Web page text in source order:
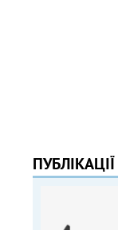
ПУБЛІКАЦІЇ